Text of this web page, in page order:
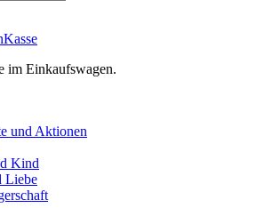
Kasse
im Einkaufswagen.
und Aktionen
Kind
Liebe